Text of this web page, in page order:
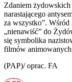
Zdaniem
narastającego
za wszystko”.
„nienawiść” do
się symbolika
filmów
(PAP)/ oprac. FA